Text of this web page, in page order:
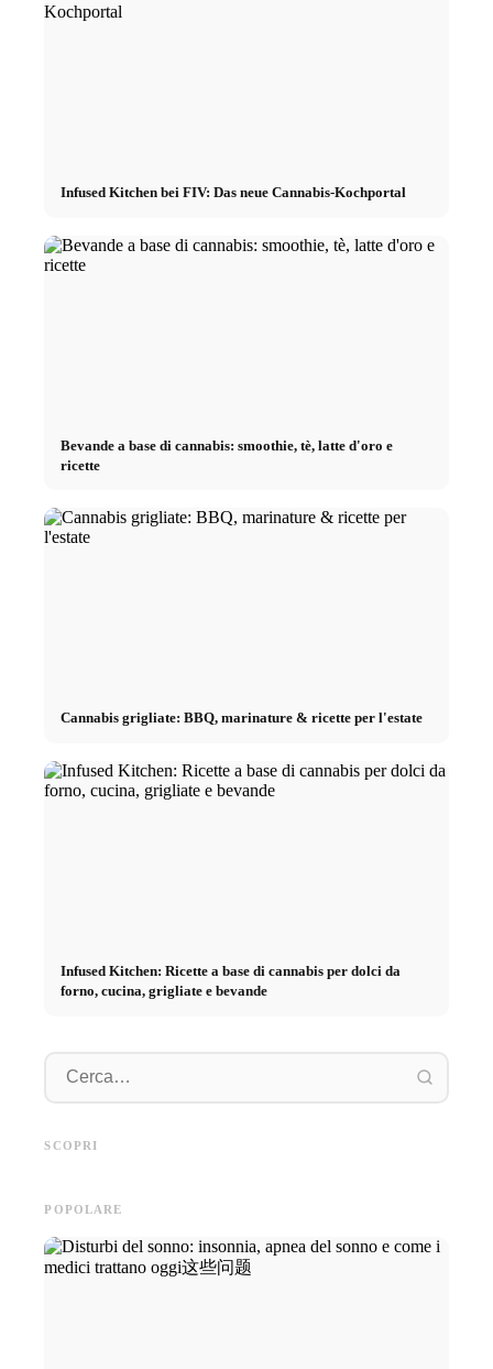
Infused Kitchen bei FIV: Das neue Cannabis-Kochportal
Bevande a base di cannabis: smoothie, tè, latte d'oro e
ricette
Cannabis grigliate: BBQ, marinature & ricette per l'estate
Infused Kitchen: Ricette a base di cannabis per dolci da
forno, cucina, grigliate e bevande
SCOPRI
online mirato
POPOLARE